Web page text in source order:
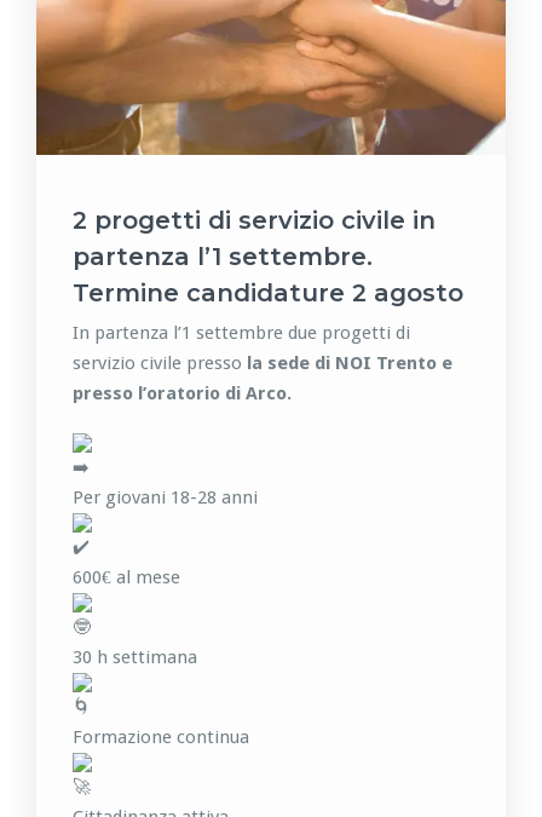
2 progetti di servizio civile in
partenza l’1 settembre.
Termine candidature 2 agosto
In partenza l’1 settembre due progetti di
servizio civile presso la sede di NOI Trento e
presso l’oratorio di Arco.
Per giovani 18-28 anni
600€ al mese
30 h settimana
Formazione continua